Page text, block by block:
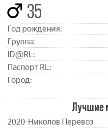
35
Год рождения:
Группа:
ID@RL:
Паспорт RL:
Город:
Лучшие
2020-Николов Перевоз